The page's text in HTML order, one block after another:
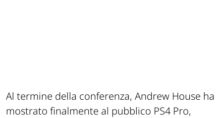
Al termine della conferenza, Andrew House ha
mostrato finalmente al pubblico PS4 Pro,